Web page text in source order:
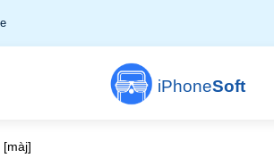
iPhoneSoft
[màj]